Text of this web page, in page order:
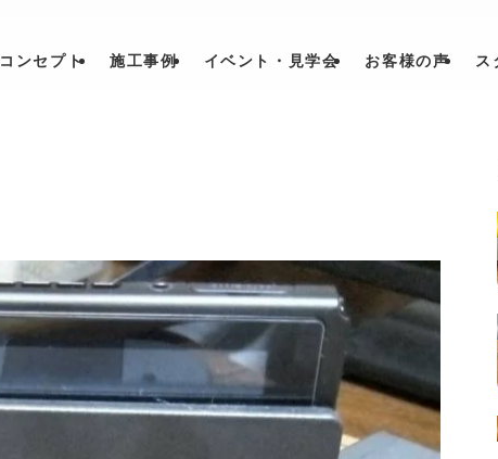
コンセプト 施工事例 イベント・見学会 お客様の声 ス